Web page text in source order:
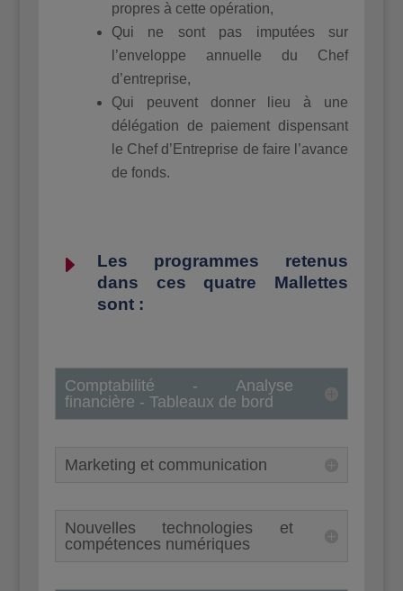
propres à cette opération,
Qui ne sont pas imputées sur
l’enveloppe annuelle du Chef
d’entreprise,
Qui peuvent donner lieu à une
délégation de paiement dispensant
le Chef d’Entreprise de faire l’avance
de fonds.
E
Les programmes retenus
dans ces quatre Mallettes
sont :
Comptabilité - Analyse
financière - Tableaux de bord
Marketing et communication
Nouvelles technologies et
compétences numériques